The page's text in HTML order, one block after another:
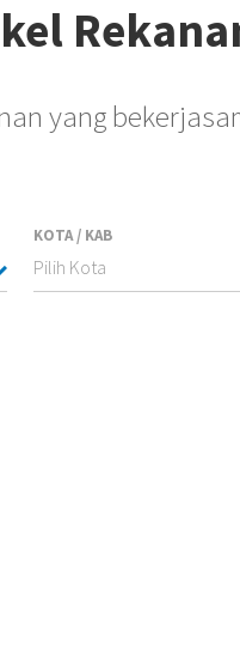
yang
KOTA / KAB